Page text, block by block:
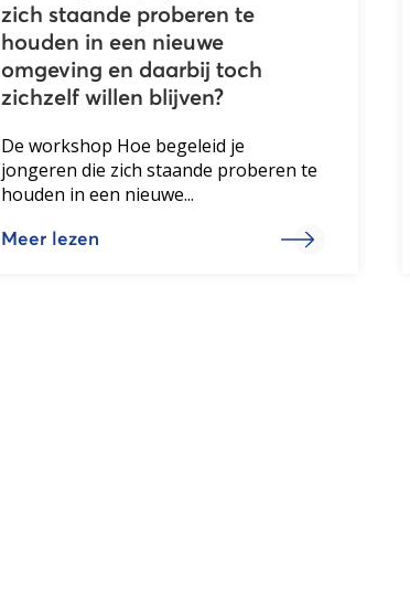
zich staande proberen te
houden in een nieuwe
omgeving en daarbij toch
zichzelf willen blijven?
De workshop Hoe begeleid je
jongeren die zich staande proberen te
houden in een nieuwe...
Meer lezen